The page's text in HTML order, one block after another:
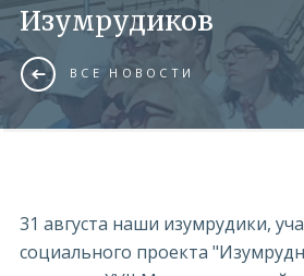
Изумрудиков
ВСЕ НОВОСТИ
31 августа наши изумрудики,
социального проекта